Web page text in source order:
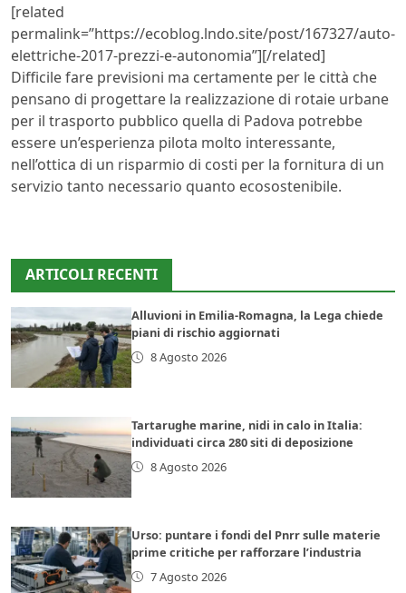
[related
permalink=”https://ecoblog.lndo.site/post/167327/auto-
elettriche-2017-prezzi-e-autonomia”][/related]
Difficile fare previsioni ma certamente per le città che
pensano di progettare la realizzazione di rotaie urbane
per il trasporto pubblico quella di Padova potrebbe
essere un’esperienza pilota molto interessante,
nell’ottica di un risparmio di costi per la fornitura di un
servizio tanto necessario quanto ecosostenibile.
ARTICOLI RECENTI
Alluvioni in Emilia-Romagna, la Lega chiede
piani di rischio aggiornati
8 Agosto 2026
Tartarughe marine, nidi in calo in Italia:
individuati circa 280 siti di deposizione
8 Agosto 2026
Urso: puntare i fondi del Pnrr sulle materie
prime critiche per rafforzare l’industria
7 Agosto 2026